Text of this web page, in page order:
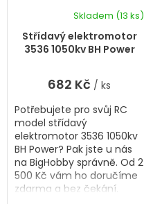
Střídavý elektromotor
3536 1050kv BH Power
Skladem (13 ks)
682 Kč / ks
Potřebujete pro svůj RC
model střídavý
elektromotor 3536 1050kv
BH Power? Pak jste u nás
na BigHobby správně. Od 2
500 Kč vám ho doručíme
zdarma a bez čekání.